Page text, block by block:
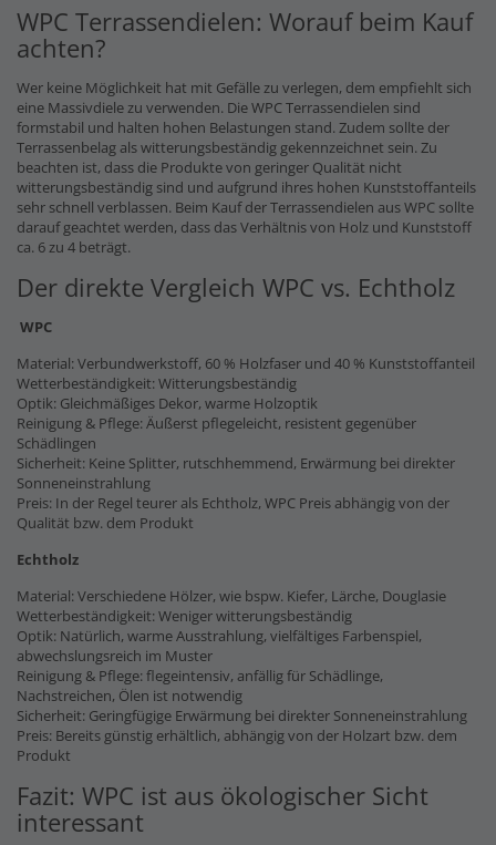
WPC Terrassendielen: Worauf beim Kauf
achten?
Wer keine Möglichkeit hat mit Gefälle zu verlegen, dem empfiehlt sich
eine Massivdiele zu verwenden. Die WPC Terrassendielen sind
formstabil und halten hohen Belastungen stand. Zudem sollte der
Terrassenbelag als witterungsbeständig gekennzeichnet sein. Zu
beachten ist, dass die Produkte von geringer Qualität nicht
witterungsbeständig sind und aufgrund ihres hohen Kunststoffanteils
sehr schnell verblassen. Beim Kauf der Terrassendielen aus WPC sollte
darauf geachtet werden, dass das Verhältnis von Holz und Kunststoff
ca. 6 zu 4 beträgt.
Der direkte Vergleich WPC vs. Echtholz
WPC
Material: Verbundwerkstoff, 60 % Holzfaser und 40 % Kunststoffanteil
Wetterbeständigkeit: Witterungsbeständig
Optik: Gleichmäßiges Dekor, warme Holzoptik
Reinigung & Pflege: Äußerst pflegeleicht, resistent gegenüber
Schädlingen
Sicherheit: Keine Splitter, rutschhemmend, Erwärmung bei direkter
Sonneneinstrahlung
Preis: In der Regel teurer als Echtholz, WPC Preis abhängig von der
Qualität bzw. dem Produkt
Echtholz
Material: Verschiedene Hölzer, wie bspw. Kiefer, Lärche, Douglasie
Wetterbeständigkeit: Weniger witterungsbeständig
Optik: Natürlich, warme Ausstrahlung, vielfältiges Farbenspiel,
abwechslungsreich im Muster
Reinigung & Pflege: flegeintensiv, anfällig für Schädlinge,
Nachstreichen, Ölen ist notwendig
Sicherheit: Geringfügige Erwärmung bei direkter Sonneneinstrahlung
Preis: Bereits günstig erhältlich, abhängig von der Holzart bzw. dem
Produkt
Fazit: WPC ist aus ökologischer Sicht
interessant